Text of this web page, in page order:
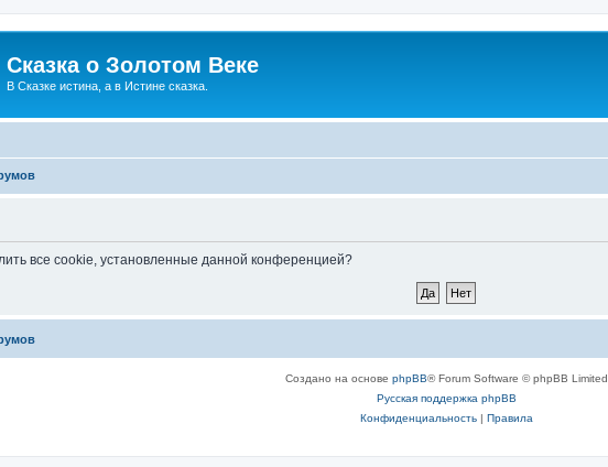
Сказка о Золотом Веке
В Сказке истина, а в Истине сказка.
все cookie, установленные данной конференцией?
Создано на основе phpBB® Forum Software © phpBB Limited
Русская поддержка phpBB
Конфиденциальность| Правила